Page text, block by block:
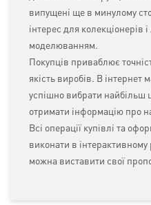
випущені ще в минулому
інтерес для колекціонерів
моделюванням.
Покупців приваблює
якість виробів. В інтернет
успішно вибрати найбільш
отримати інформацію про
Всі операції купівлі та
виконати в
можна виставити свої